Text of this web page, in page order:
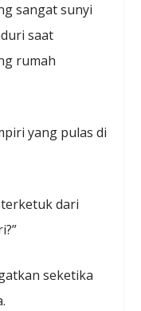
sangat sunyi
saat
rumah
yang pulas di
dari
seketika